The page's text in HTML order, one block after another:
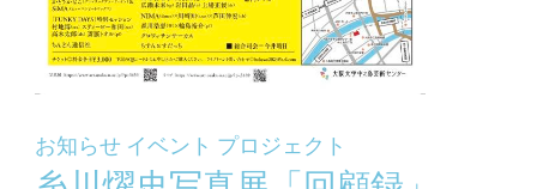
お知らせ イベント プロジェクト